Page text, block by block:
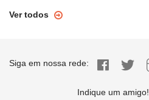
Ver todos
Siga em nossa rede:
Indique um amigo!